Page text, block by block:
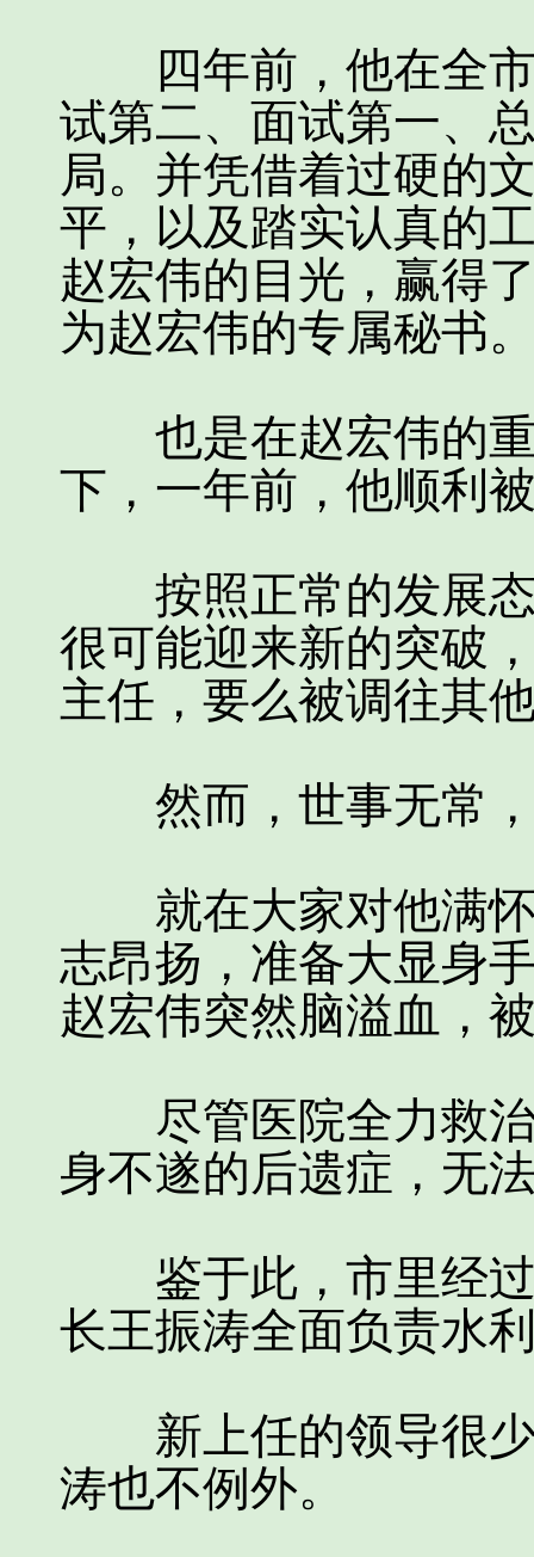
四年前，他在全市
试第二、面试第一、
局。并凭借着过硬的
平，以及踏实认真的
赵宏伟的目光，赢得
为赵宏伟的专属秘书
也是在赵宏伟的重
下，一年前，他顺利
按照正常的发展态
很可能迎来新的突破
主任，要么被调往其
然而，世事无常，
就在大家对他满怀
志昂扬，准备大显身
赵宏伟突然脑溢血，
尽管医院全力救治
身不遂的后遗症，无
鉴于此，市里经过
长王振涛全面负责水
新上任的领导很少
涛也不例外。